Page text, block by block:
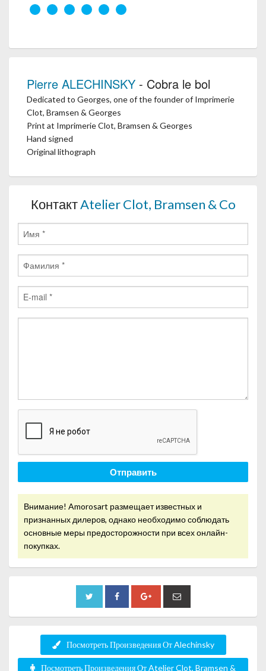
Pierre ALECHINSKY - Cobra le bol
Dedicated to Georges, one of the founder of Imprimerie
Clot, Bramsen & Georges
Print at Imprimerie Clot, Bramsen & Georges
Hand signed
Original lithograph
КонтактAtelier Clot, Bramsen & Co
Отправить
Внимание! Amorosart размещает известных и
признанных дилеров, однако необходимо соблюдать
основные меры предосторожности при всех онлайн-
покупках.
Посмотреть Произведения От Alechinsky
Посмотреть Произведения От Atelier Clot, Bramsen &